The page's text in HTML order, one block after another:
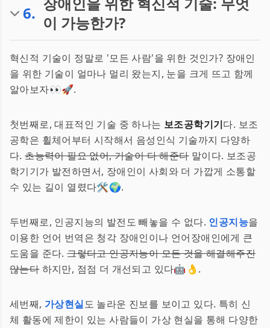
6. 이 가능한가?
혁신적 기술이 정말로 '모든 사람'을 위한 것인가? 장애인
을 위한 기술이 얼마나 멀리 왔는지, 눈을 크게 뜨고 함께
알아보자👀🚀.
첫번째로, 대표적인 기술 중 하나는 보조공학기기다. 보조
공학은 휠체어부터 시작해서 음성인식 기술까지 다양하
다.초능력이 필요 없어, 기술이 다 해준다말이다. 보조공
학기기가 발전하면서, 장애인이 사회와 더 가깝게 소통할
수 있는 길이 열렸다🛠️🌍.
두번째로, 인공지능의 발전도 빼놓을 수 없다. 인공지능을
이용한 언어 번역은 청각 장애인이나 언어장애인에게 큰
도움을 준다.그렇다고 인공지능이 모든 것을 해결해주진
않는다하지만, 점점 더 개선되고 있다🤖👌.
세번째, 가상현실도 놀라운 진보를 보이고 있다. 특히 신
체 활동에 제한이 있는 사람들이 가상 현실을 통해 다양한